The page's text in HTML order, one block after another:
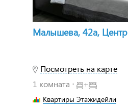
Малышева, 42а, Центр
Посмотреть на карте
1 комната ⋅
+
Квартиры Этажидейли